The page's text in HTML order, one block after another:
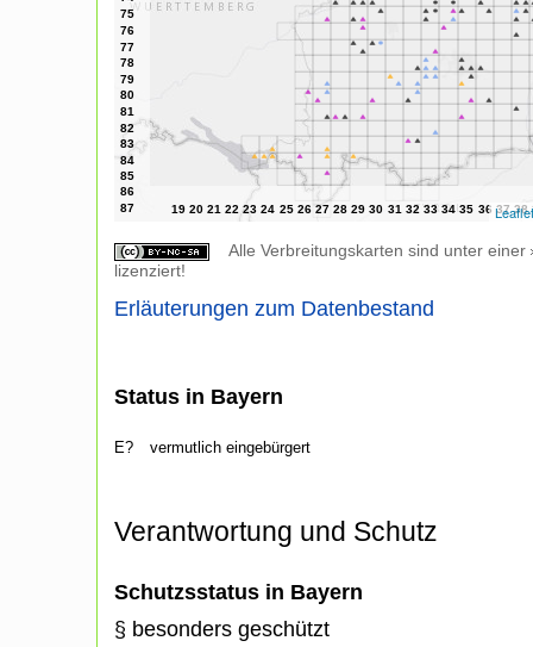
Leaflet
Alle Verbreitungskarten sind unter einer
lizenziert!
Erläuterungen zum Datenbestand
Status in Bayern
E? vermutlich eingebürgert
Verantwortung und Schutz
Schutzsstatus in Bayern
§ besonders geschützt